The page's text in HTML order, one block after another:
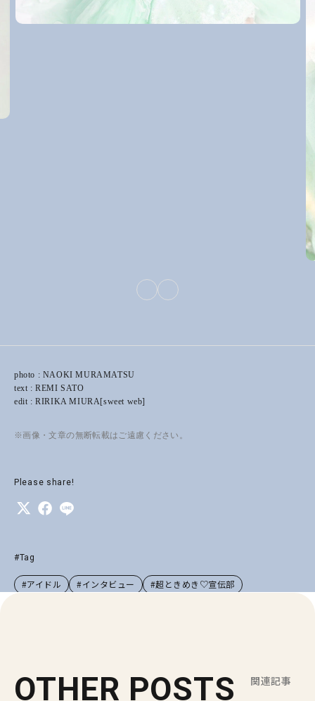
photo : NAOKI MURAMATSU
text : REMI SATO
edit : RIRIKA MIURA[sweet web]
※画像・文章の無断転載はご遠慮ください。
Please share!
#Tag
#アイドル #インタビュー #超ときめき♡宣伝部
OTHER POSTS 関連記事